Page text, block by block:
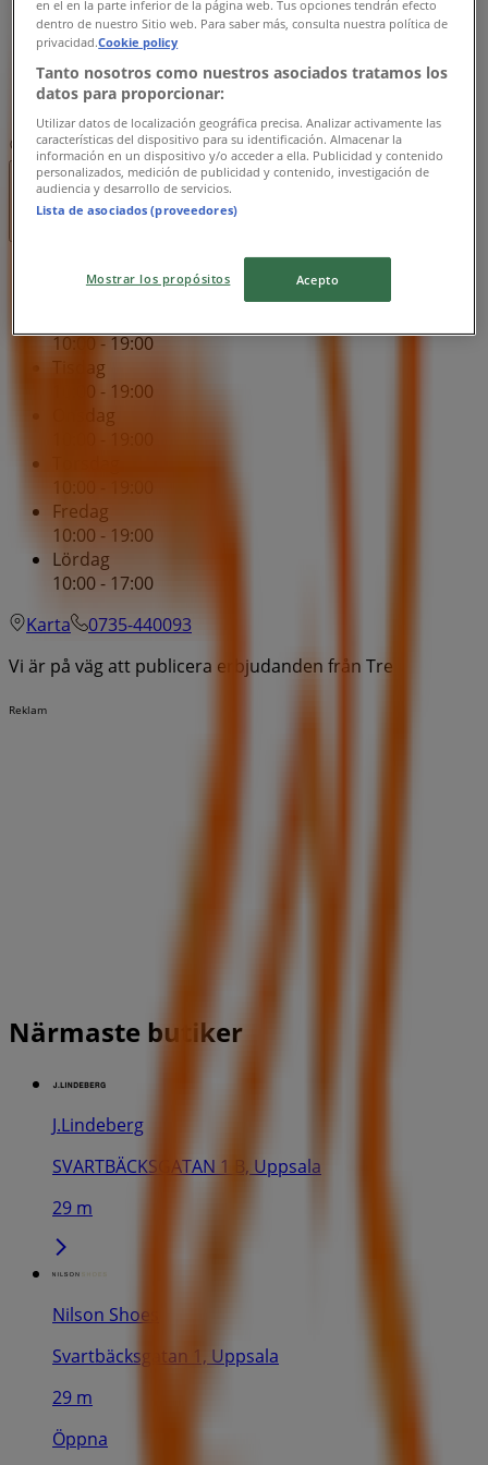
10:00 - 19:00
Fredag
Lördag
10:00 - 17:00
Karta
0735-440093
ÖppnaTills 19:00
Söndag
10:00 - 19:00
Tisdag
10:00 - 19:00
Onsdag
10:00 - 19:00
Fredag
10:00 - 19:00
Lördag
10:00 - 17:00
Karta
0735-440093
Vi är på väg att publicera erbjudanden från Tre
Reklam
Närmaste butiker
J.Lindeberg
SVARTBÄCKSGATAN 1 B, Uppsala
29 m
Nilson Shoes
Svartbäcksgatan 1, Uppsala
29 m
Öppna
en el en la parte inferior de la página web. Tus opciones tendrán efecto
dentro de nuestro Sitio web. Para saber más, consulta nuestra política de
privacidad.Cookie policy
Tanto nosotros como nuestros asociados tratamos los
datos para proporcionar:
Utilizar datos de localización geográfica precisa. Analizar activamente las
características del dispositivo para su identificación. Almacenar la
información en un dispositivo y/o acceder a ella. Publicidad y contenido
personalizados, medición de publicidad y contenido, investigación de
audiencia y desarrollo de servicios.
Lista de asociados (proveedores)
Mostrar los propósitos Acepto